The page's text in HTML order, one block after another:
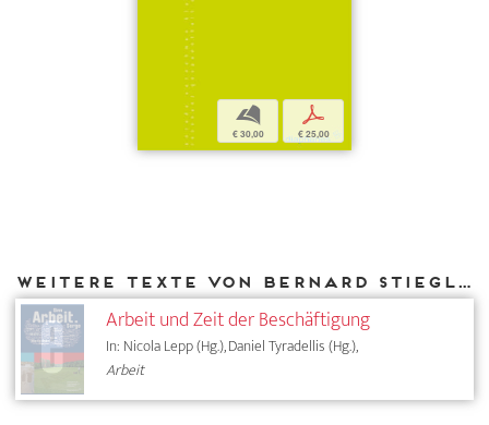
b
€ 30,00
p
€ 25,00
Weitere Texte von Bernard Stiegler bei DIAPHANES
Arbeit und Zeit der Beschäftigung
In: Nicola Lepp (Hg.), Daniel Tyradellis (Hg.),
Arbeit